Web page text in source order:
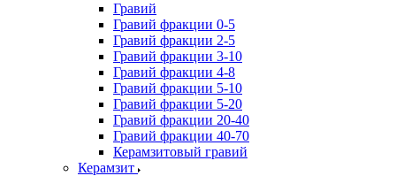
Гравий
Гравий фракции 0-5
Гравий фракции 2-5
Гравий фракции 3-10
Гравий фракции 4-8
Гравий фракции 5-10
Гравий фракции 5-20
Гравий фракции 20-40
Гравий фракции 40-70
Керамзитовый гравий
Керамзит